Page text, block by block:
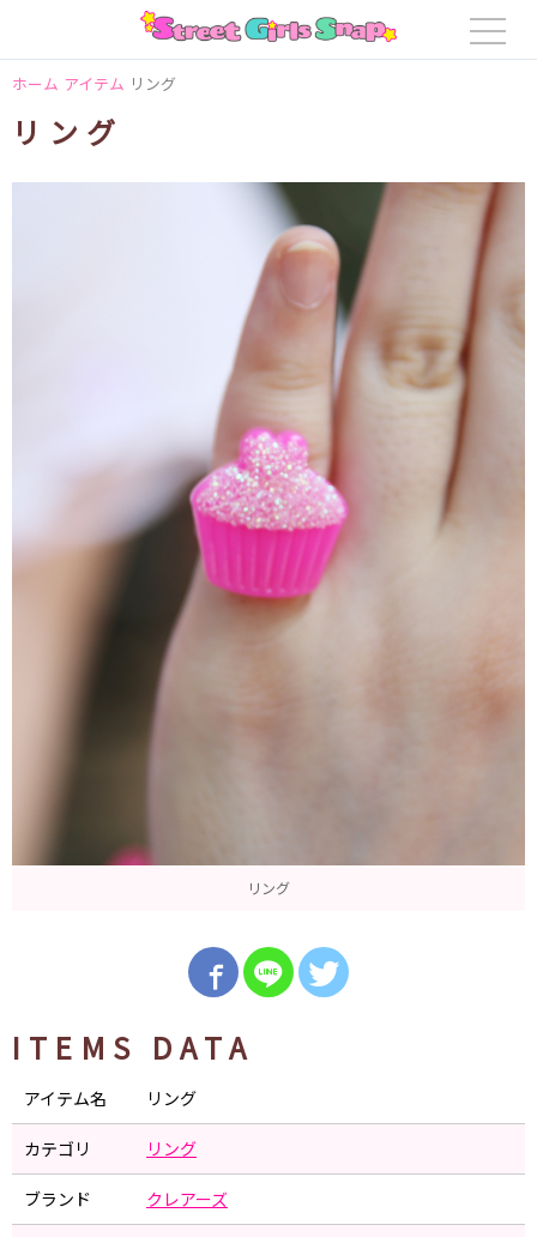
ホーム アイテム リング
リング
リング
ITEMS DATA
アイテム名 リング
カテゴリ リング
ブランド クレアーズ